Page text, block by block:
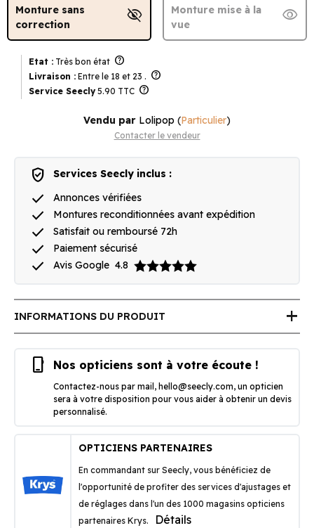
Monture sans
correction
visibility_off
Monture mise à la
vue
visibility
Etat : Très bon état help
Livraison : Entre le 18 et 23 . help
Service Seecly 5.90 TTC help
Vendu par Lolipop (Particulier)
Contacter le vendeur
verified_user Services Seecly inclus :
done Annonces vérifiées
done Montures reconditionnées avant expédition
done Satisfait ou remboursé 72h
done Paiement sécurisé
done Avis Google 4.8
INFORMATIONS DU PRODUIT add
phone_iphone Nos opticiens sont à votre écoute !
Contactez-nous par mail, hello@seecly.com, un opticien
sera à votre disposition pour vous aider à obtenir un devis
personnalisé.
OPTICIENS PARTENAIRES
En commandant sur Seecly, vous bénéficiez de
l'opportunité de profiter des services d'ajustages et
de réglages dans l'un des 1000 magasins opticiens
partenaires Krys.
Détails